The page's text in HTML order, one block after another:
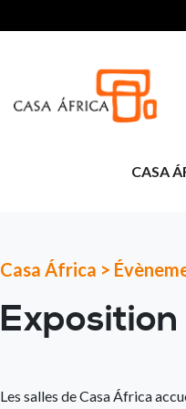
CASA
Casa África >
Exposition
Les salles de Casa África